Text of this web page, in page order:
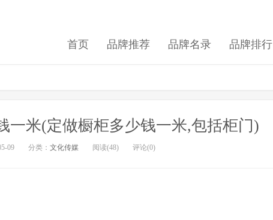
首页 品牌推荐 品牌名录 品牌排行
一米(定做橱柜多少钱一米,包括柜门)
09 分类： 文化传媒 阅读(48) 评论(0)